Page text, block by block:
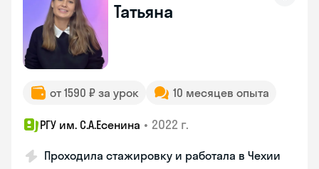
Татьяна
от 1590 ₽ за урок 10 месяцев опыта
РГУ им. С.А.Есенина • 2022 г.
Проходила стажировку и работала в Чехии